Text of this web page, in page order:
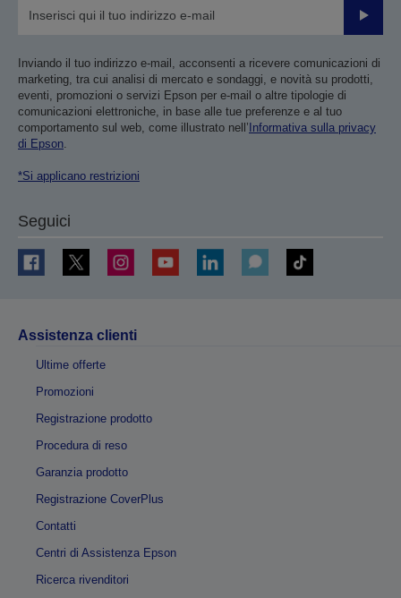
Invia
Inviando il tuo indirizzo e-mail, acconsenti a ricevere comunicazioni di
marketing, tra cui analisi di mercato e sondaggi, e novità su prodotti,
eventi, promozioni o servizi Epson per e-mail o altre tipologie di
comunicazioni elettroniche, in base alle tue preferenze e al tuo
comportamento sul web, come illustrato nell’ Informativa sulla privacy
di Epson
*Si applicano restrizioni
Seguici
Assistenza clienti
Ultime offerte
Promozioni
Registrazione prodotto
Procedura di reso
Garanzia prodotto
Registrazione CoverPlus
Contatti
Centri di Assistenza Epson
Ricerca rivenditori